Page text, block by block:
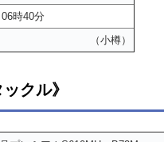
06時40分
（小樽）
ックル》